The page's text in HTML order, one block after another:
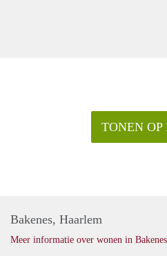
TONEN
Bakenes, Haarlem
Meer informatie over wonen in Bakenes